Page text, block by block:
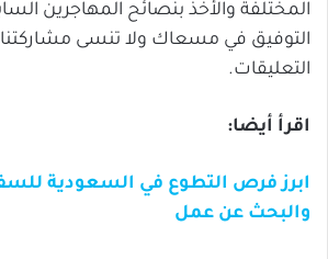
المختلفة والأخذ بنصائح المهاجرين
التوفيق في مسعاك ولا تنسى
التعليقات.
اقرأ أيضا:
ابرز فرص التطوع في السعودية
والبحث عن عمل